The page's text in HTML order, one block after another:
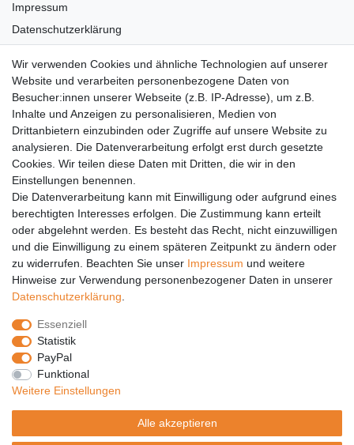
Impressum
Datenschutzerklärung
Versandkosten
Barrierefreiheit
Anleitungen
Vertrag widerrufen
PARTNER
DHL
GLS
PaketPLUS
SPONSORING
Malchower SV 90
Malchower Wölfe
ZERTIFIKATE
Händlerbund
Trusted Shops
Wir verwenden Cookies und ähnliche Technologien auf unserer
Website und verarbeiten personenbezogene Daten von
Besucher:innen unserer Webseite (z.B. IP-Adresse), um z.B.
Inhalte und Anzeigen zu personalisieren, Medien von
Drittanbietern einzubinden oder Zugriffe auf unsere Website zu
analysieren. Die Datenverarbeitung erfolgt erst durch gesetzte
Cookies. Wir teilen diese Daten mit Dritten, die wir in den
Einstellungen benennen.
Die Datenverarbeitung kann mit Einwilligung oder aufgrund eines
berechtigten Interesses erfolgen. Die Zustimmung kann erteilt
oder abgelehnt werden. Es besteht das Recht, nicht einzuwilligen
und die Einwilligung zu einem späteren Zeitpunkt zu ändern oder
zu widerrufen. Beachten Sie unser Impressum und weitere
Hinweise zur Verwendung personenbezogener Daten in unserer
Daten­schutz­erklärung
Essenziell
Statistik
PayPal
Funktional
Weitere Einstellungen
Alle akzeptieren